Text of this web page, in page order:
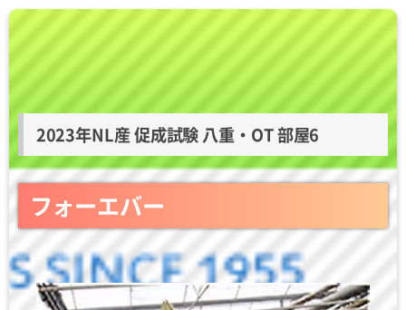
2023年NL産 促成試験 八重・OT 部屋6
フォーエバー